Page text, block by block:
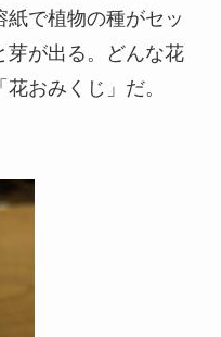
で植物の種がセッ
芽が出る。どんな花
おみくじ」だ。